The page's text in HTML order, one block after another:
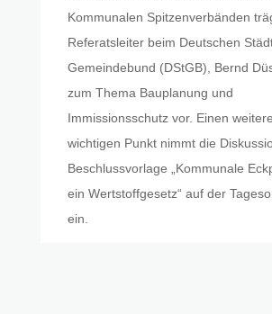
Kommunalen Spitzenverbänden
Referatsleiter beim Deutschen
Gemeindebund (DStGB), Bernd
zum Thema Bauplanung und
Immissionsschutz vor. Einen
wichtigen Punkt nimmt die
Beschlussvorlage „Kommunale
ein Wertstoffgesetz“ auf der
ein.